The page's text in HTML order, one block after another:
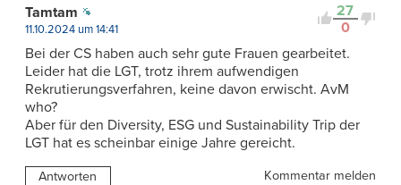
27
0
Tamtam
11.10.2024 um 14:41
Bei der CS haben auch sehr gute Frauen gearbeitet.
Leider hat die LGT, trotz ihrem aufwendigen
Rekrutierungsverfahren, keine davon erwischt. AvM
who?
Aber für den Diversity, ESG und Sustainability Trip der
LGT hat es scheinbar einige Jahre gereicht.
Antworten
Kommentar melden